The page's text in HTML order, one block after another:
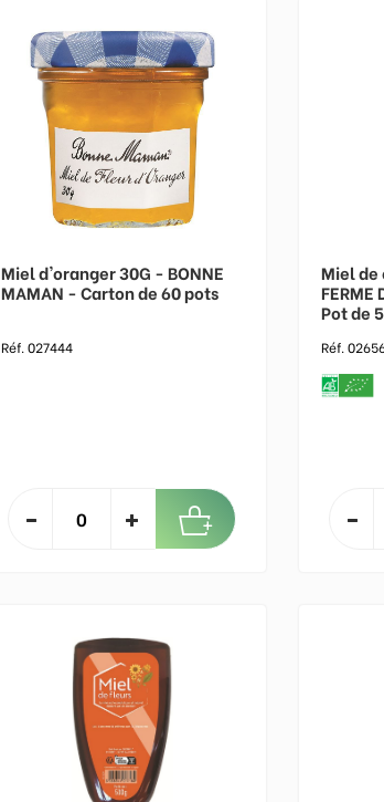
Miel d'oranger 30G - BONNE
MAMAN - Carton de 60 pots
Réf. 027444
Miel
FERME
Pot de
Réf.